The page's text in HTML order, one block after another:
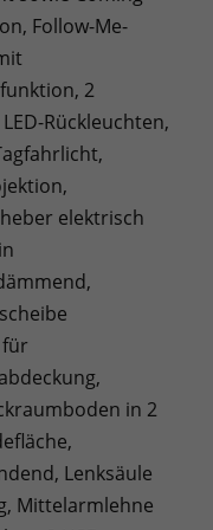
Follow-Me-
2
Rückleuchten,
elektrisch
in 2
Lenksäule
Mittelarmlehne